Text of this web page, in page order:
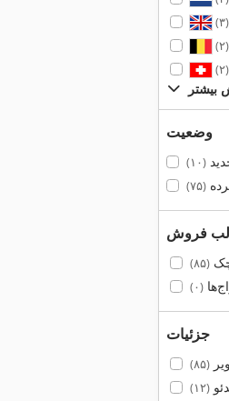
(۳)
(۲)
(۲)
بیشتر
وضعیت
(۱۰)
(۷۵)
فروش
(۸۵)
(۰)
جزئیات
(۸۵)
(۱۲)